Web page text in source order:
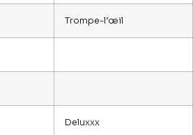
Trompe-l’œil
Deluxxx